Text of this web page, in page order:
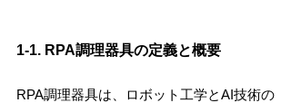
1-1. RPA調理器具の定義と概要
RPA調理器具は、ロボット工学とAI技術の